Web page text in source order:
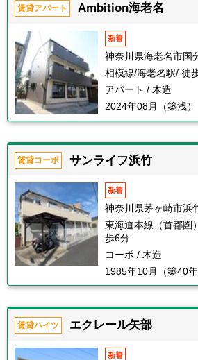
賃貸アパート Ambition海老名
新着
神奈川県海老名市国
相模線/海老名駅/ 徒
アパート / 木造
2024年08月（築浅）
賃貸コーポ サンライフ浜竹
新着
神奈川県茅ヶ崎市浜
東海道本線（首都圏
歩6分
コーポ / 木造
1985年10月（築40年
賃貸ハイツ エクレール矢部
新着